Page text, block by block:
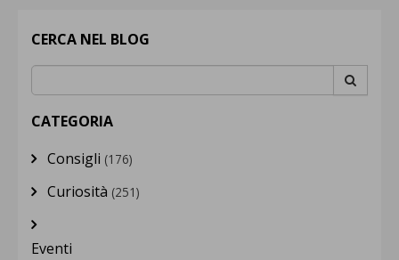
CERCA NEL BLOG
CATEGORIA
Consigli (176)
Curiosità (251)
Eventi